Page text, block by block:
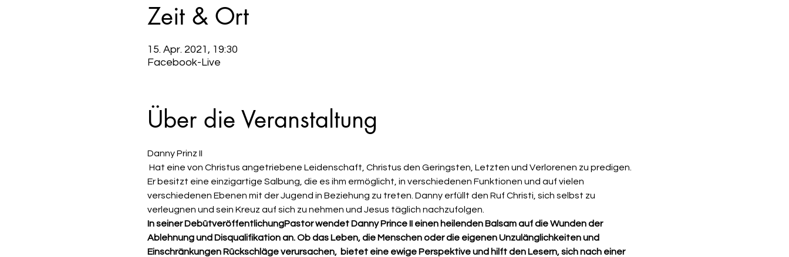
Zeit & Ort
15. Apr. 2021, 19:30
Facebook-Live
Über die Veranstaltung
Danny Prinz II
Er besitzt eine einzigartige Salbung, die es ihm ermöglicht, in verschiedenen Funktionen und auf vielen
verschiedenen Ebenen mit der Jugend in Beziehung zu treten. Danny erfüllt den Ruf Christi, sich selbst zu
verleugnen und sein Kreuz auf sich zu nehmen und Jesus täglich nachzufolgen.
In seiner DebütveröffentlichungPastor wendet Danny Prince II einen heilenden Balsam auf die Wunden der
Ablehnung und Disqualifikation an. Ob das Leben, die Menschen oder die eigenen Unzulänglichkeiten und
Einschränkungen Rückschläge verursachen, bietet eine ewige Perspektive und hilft den Lesern, sich nach einer